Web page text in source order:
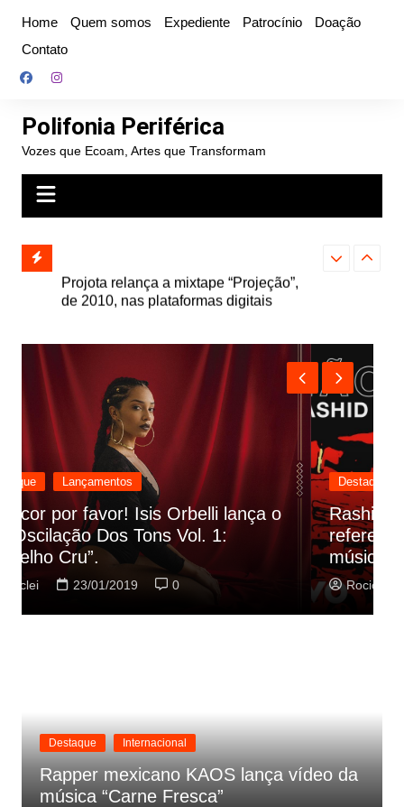
conteúdo
Home Quem somos Expediente Patrocínio
Doação
Contato
Polifonia Periférica
Vozes que Ecoam, Artes que Transformam
e abre
autoral,
Farofa
Destaque Lançamentos
Rashid vai buscar nos HQs as
referencias do clipe de sua nova
música
Rociclei 22/01/2019
Destaque Internacional
Rapper mexicano KAOS lança vídeo da
música “Carne Fresca”